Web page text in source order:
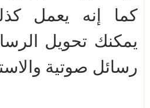
كما إنه يعمل
يمكنك تحويل
رسائل صوتية